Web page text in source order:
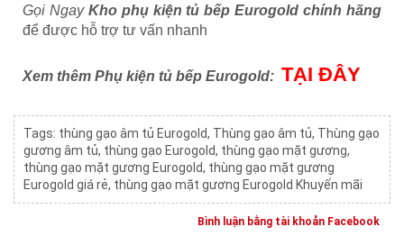
Gọi Ngay Kho phụ kiện tủ bếp Eurogold chính hãng
để được hỗ trợ tư vấn nhanh
Xem thêm Phụ kiện tủ bếp Eurogold: TẠI ĐÂY
Tags: thùng gạo âm tủ Eurogold, Thùng gạo âm tủ, Thùng gạo
gương âm tủ, thùng gạo Eurogold, thùng gạo mặt gương,
thùng gạo mặt gương Eurogold, thùng gạo mặt gương
Eurogold giá rẻ, thùng gạo mặt gương Eurogold Khuyến mãi
Bình luận bằng tài khoản Facebook